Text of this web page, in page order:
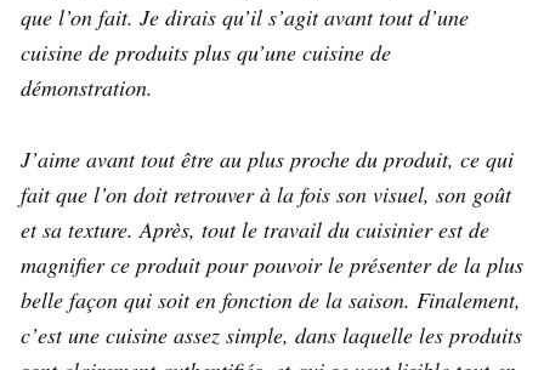
que l’on fait. Je dirais qu’il s’agit avant tout d’une
cuisine de produits plus qu’une cuisine de
démonstration.
J’aime avant tout être au plus proche du produit, ce qui
fait que l’on doit retrouver à la fois son visuel, son goût
et sa texture. Après, tout le travail du cuisinier est de
magnifier ce produit pour pouvoir le présenter de la plus
belle façon qui soit en fonction de la saison. Finalement,
c’est une cuisine assez simple, dans laquelle les produits